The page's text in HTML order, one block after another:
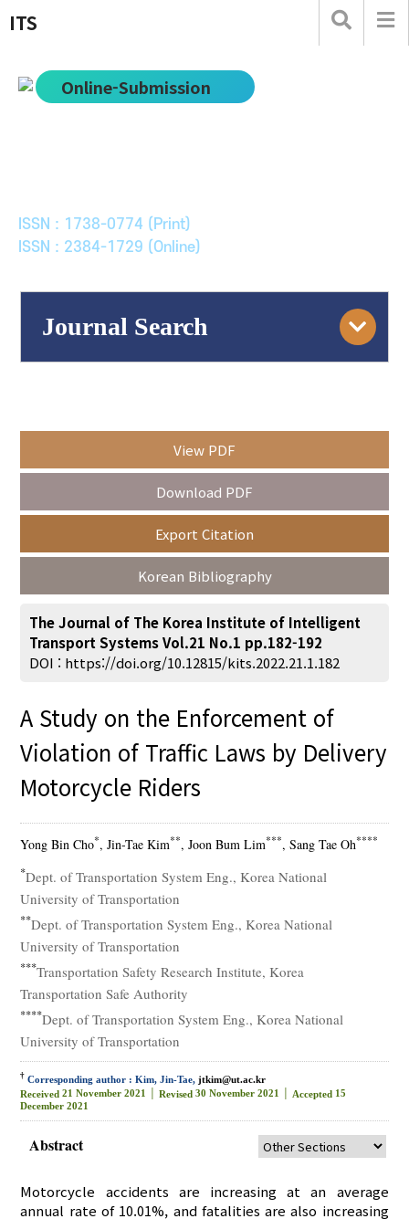
ITS
Online-Submission
ISSN : 1738-0774 (Print)
ISSN : 2384-1729 (Online)
Journal Search
Year(s) :
to
Adode Reader(link)
View PDF
Download PDF
Export Citation
Korean Bibliography
The Journal of The Korea Institute of Intelligent
Transport Systems Vol.21 No.1 pp.182-192
DOI : https://doi.org/10.12815/kits.2022.21.1.182
A Study on the Enforcement of
Violation of Traffic Laws by Delivery
Motorcycle Riders
Yong Bin Cho*, Jin-Tae Kim**, Joon Bum Lim***, Sang Tae Oh****
*Dept. of Transportation System Eng., Korea National
University of Transportation
**Dept. of Transportation System Eng., Korea National
University of Transportation
***Transportation Safety Research Institute, Korea
Transportation Safe Authority
****Dept. of Transportation System Eng., Korea National
University of Transportation
† Corresponding author : Kim, Jin-Tae,jtkim@ut.ac.kr
Received 21 November 2021 │Revised 30 November 2021 │ Accepted 15
December 2021
Abstract
Motorcycle accidents are increasing at an average
annual rate of 10.01%, and fatalities are also increasing